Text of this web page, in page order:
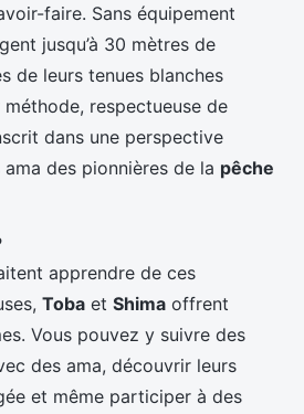
faire. Sans équipement
jusqu’à 30 mètres de
de leurs tenues blanches
respectueuse de
dans une perspective
des pionnières de la pêche
apprendre de ces
Toba et Shima offrent
Vous pouvez y suivre des
des ama, découvrir leurs
et même participer à des